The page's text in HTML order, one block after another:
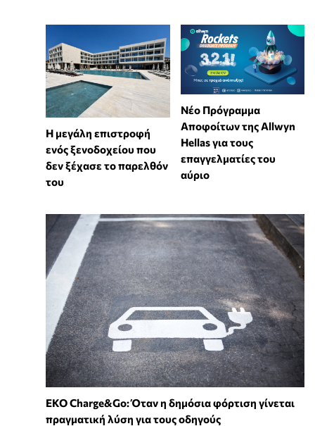
Η μεγάλη επιστροφή
ενός ξενοδοχείου που
δεν ξέχασε το παρελθόν
του
Νέο Πρόγραμμα
Αποφοίτων της Allwyn
Hellas για τους
επαγγελματίες του
αύριο
EKO Charge&Go: Όταν η δημόσια φόρτιση γίνεται
πραγματική λύση για τους οδηγούς